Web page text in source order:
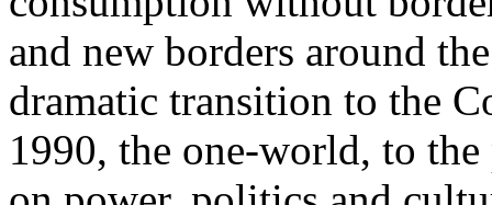
and new borders around
dramatic transition to the
1990, the one-world, to the